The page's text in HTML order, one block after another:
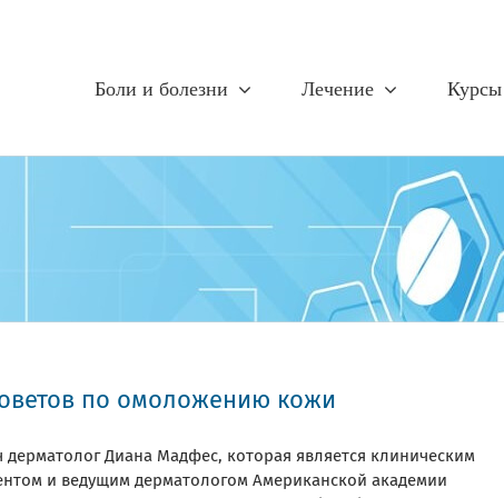
Боли и болезни Лечение Курсы
по омоложению кожи
дерматолог Диана Мадфес, которая является клиническим
и ведущим дерматологом Американской академии